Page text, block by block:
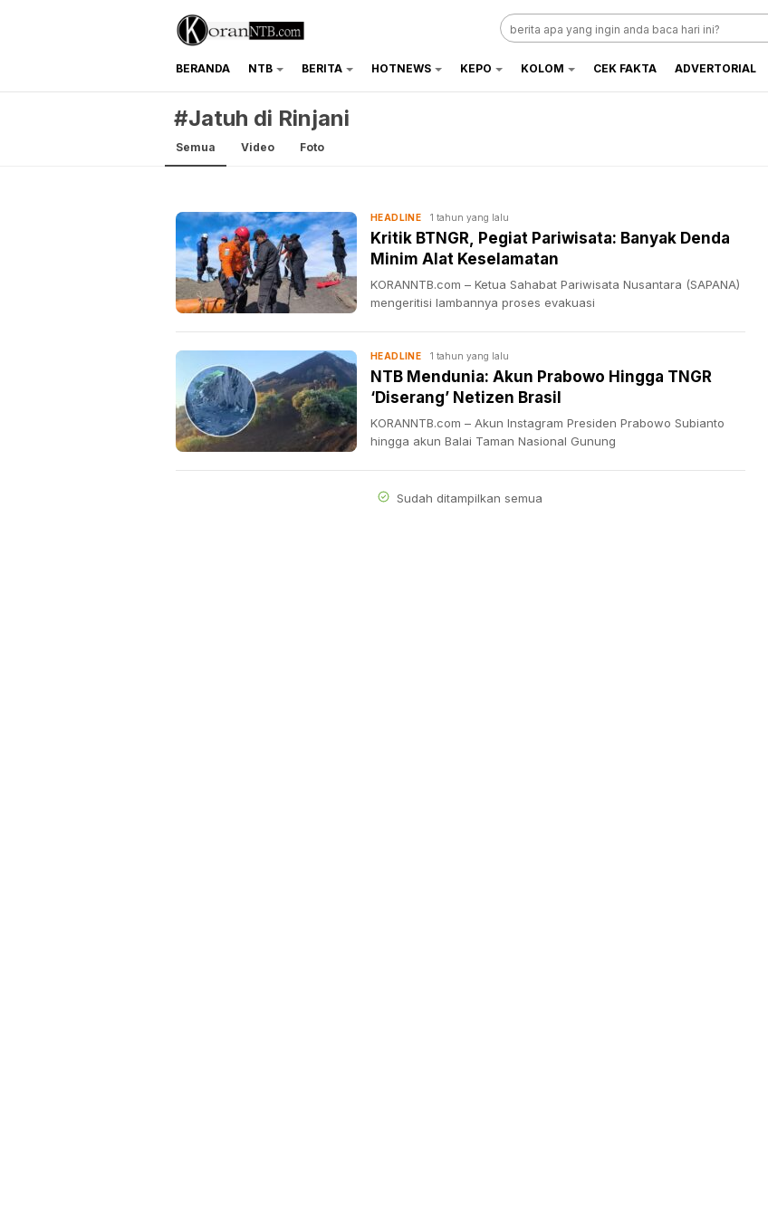
koranntb.com
BERANDA NTB BERITA HOTNEWS KEPO KOLOM CEK FAKTA ADVERTORIAL
#Jatuh di Rinjani
Semua Video Foto
HEADLINE 1 tahun yang lalu
Kritik BTNGR, Pegiat Pariwisata: Banyak Denda
Minim Alat Keselamatan
KORANNTB.com – Ketua Sahabat Pariwisata Nusantara (SAPANA)
mengeritisi lambannya proses evakuasi
HEADLINE 1 tahun yang lalu
NTB Mendunia: Akun Prabowo Hingga TNGR
‘Diserang’ Netizen Brasil
KORANNTB.com – Akun Instagram Presiden Prabowo Subianto
hingga akun Balai Taman Nasional Gunung
Sudah ditampilkan semua